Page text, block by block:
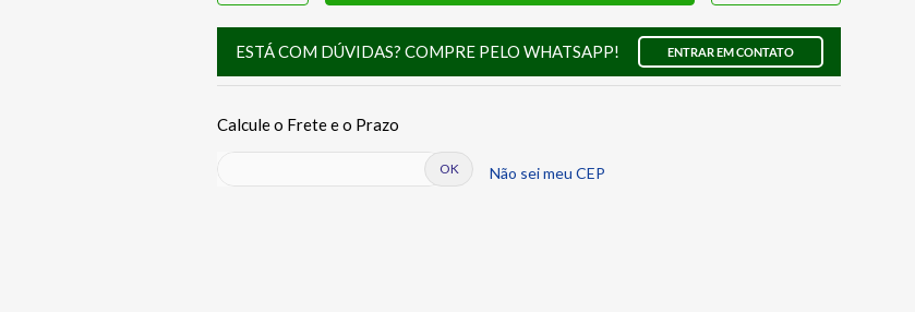
ESTÁ COM DÚVIDAS? COMPRE PELO WHATSAPP! ENTRAR EM CONTATO
Não sei meu CEP